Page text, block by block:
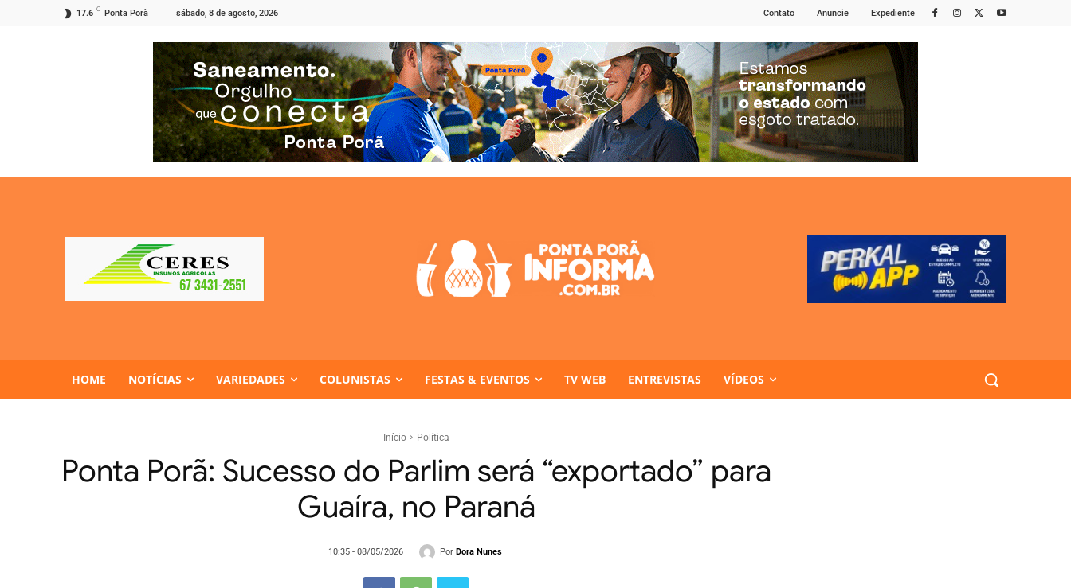
17.6 C Ponta Porã sábado, 8 de agosto, 2026 Contato Anuncie Expediente
HOME NOTÍCIAS VARIEDADES COLUNISTAS FESTAS & EVENTOS TV WEB ENTREVISTAS VÍDEOS
Início Política
Ponta Porã: Sucesso do Parlim será “exportado” para
Guaíra, no Paraná
10:35 - 08/05/2026 Por Dora Nunes